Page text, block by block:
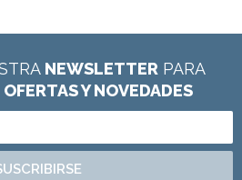
NEWSLETTER PARA
OFERTAS Y NOVEDADES